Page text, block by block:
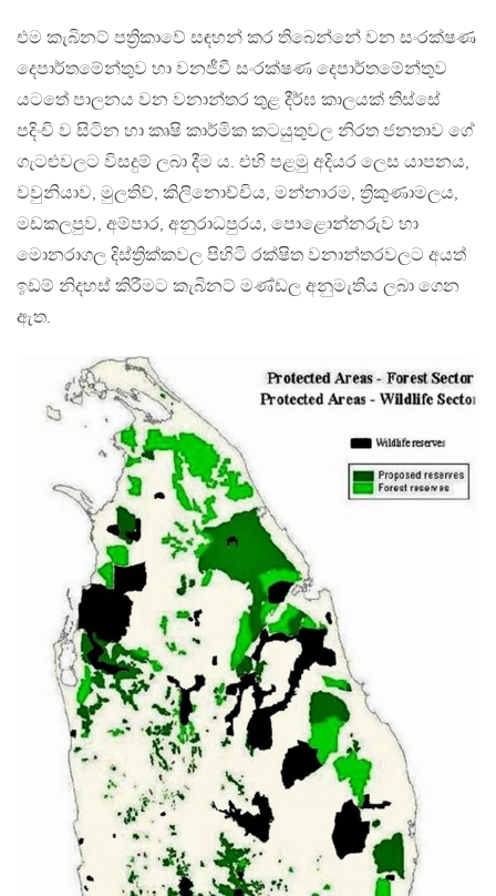
එම කැබිනට් පත්‍රිකාවේ සඳහන් කර තිබෙන්නේ වන සංරක්ෂණ
දෙපාර්තමේන්තුව හා වනජීවී සංරක්ෂණ දෙපාර්තමේන්තුව
යටතේ පාලනය වන වනාන්තර තුළ දීර්ඝ කාලයක් තිස්සේ
පදිංචි ව සිටින හා කෘෂි කාර්මික කටයුතුවල නිරත ජනතාව ගේ
ගැටළුවලට විසදුම් ලබා දීම ය. එහි පළමු අදියර ලෙස යාපනය,
වවුනියාව, මුලතිව්, කිලිනොච්චිය, මන්නාරම, ත්‍රිකුණාමලය,
මඩකලපුව, අම්පාර, අනුරාධපුරය, පොළොන්නරුව හා
මොනරාගල දිස්ත්‍රික්කවල පිහිටි රක්ෂිත වනාන්තරවලට අයත්
ඉඩම් නිදහස් කිරීමට කැබිනට් මණ්ඩල අනුමැතිය ලබා ගෙන
ඇත.